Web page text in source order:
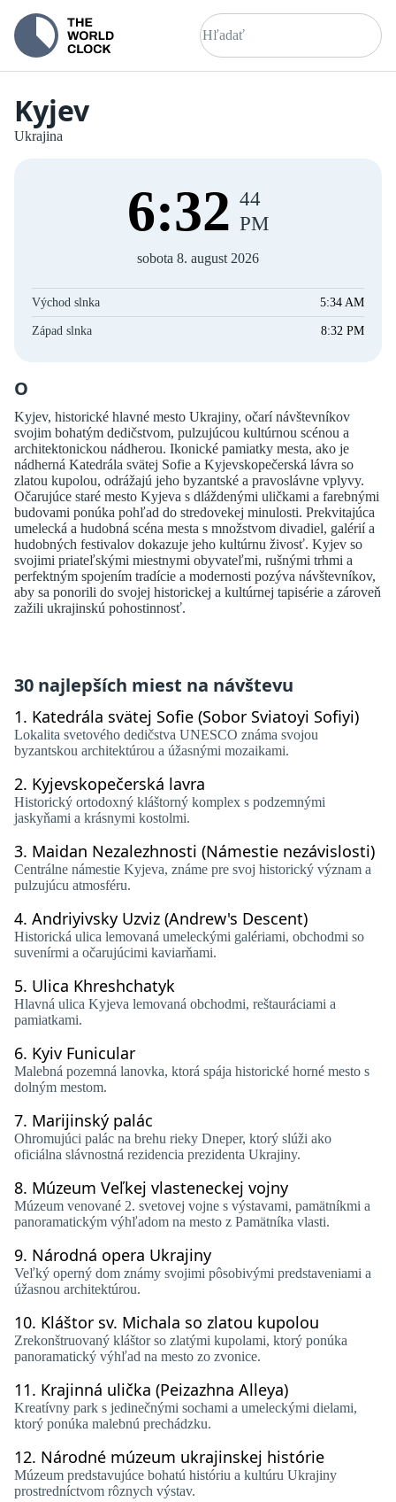
Kyjev
Ukrajina
6:32 44
PM
sobota 8. august 2026
Východ slnka 5:34 AM
Západ slnka 8:32 PM
O
Kyjev, historické hlavné mesto Ukrajiny, očarí návštevníkov
svojim bohatým dedičstvom, pulzujúcou kultúrnou scénou a
architektonickou nádherou. Ikonické pamiatky mesta, ako je
nádherná Katedrála svätej Sofie a Kyjevskopečerská lávra so
zlatou kupolou, odrážajú jeho byzantské a pravoslávne vplyvy.
Očarujúce staré mesto Kyjeva s dláždenými uličkami a farebnými
budovami ponúka pohľad do stredovekej minulosti. Prekvitajúca
umelecká a hudobná scéna mesta s množstvom divadiel, galérií a
hudobných festivalov dokazuje jeho kultúrnu živosť. Kyjev so
svojimi priateľskými miestnymi obyvateľmi, rušnými trhmi a
perfektným spojením tradície a modernosti pozýva návštevníkov,
aby sa ponorili do svojej historickej a kultúrnej tapisérie a zároveň
zažili ukrajinskú pohostinnosť.
30 najlepších miest na návštevu
1. Katedrála svätej Sofie (Sobor Sviatoyi Sofiyi)
Lokalita svetového dedičstva UNESCO známa svojou
byzantskou architektúrou a úžasnými mozaikami.
2. Kyjevskopečerská lavra
Historický ortodoxný kláštorný komplex s podzemnými
jaskyňami a krásnymi kostolmi.
3. Maidan Nezalezhnosti (Námestie nezávislosti)
Centrálne námestie Kyjeva, známe pre svoj historický význam a
pulzujúcu atmosféru.
4. Andriyivsky Uzviz (Andrew's Descent)
Historická ulica lemovaná umeleckými galériami, obchodmi so
suvenírmi a očarujúcimi kaviarňami.
5. Ulica Khreshchatyk
Hlavná ulica Kyjeva lemovaná obchodmi, reštauráciami a
pamiatkami.
6. Kyiv Funicular
Malebná pozemná lanovka, ktorá spája historické horné mesto s
dolným mestom.
7. Marijinský palác
Ohromujúci palác na brehu rieky Dneper, ktorý slúži ako
oficiálna slávnostná rezidencia prezidenta Ukrajiny.
8. Múzeum Veľkej vlasteneckej vojny
Múzeum venované 2. svetovej vojne s výstavami, pamätníkmi a
panoramatickým výhľadom na mesto z Pamätníka vlasti.
9. Národná opera Ukrajiny
Veľký operný dom známy svojimi pôsobivými predstaveniami a
úžasnou architektúrou.
10. Kláštor sv. Michala so zlatou kupolou
Zrekonštruovaný kláštor so zlatými kupolami, ktorý ponúka
panoramatický výhľad na mesto zo zvonice.
11. Krajinná ulička (Peizazhna Alleya)
Kreatívny park s jedinečnými sochami a umeleckými dielami,
ktorý ponúka malebnú prechádzku.
12. Národné múzeum ukrajinskej histórie
Múzeum predstavujúce bohatú históriu a kultúru Ukrajiny
prostredníctvom rôznych výstav.